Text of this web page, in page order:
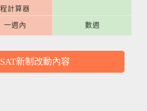
程計算器
一週內 數週
SAT新制改動內容